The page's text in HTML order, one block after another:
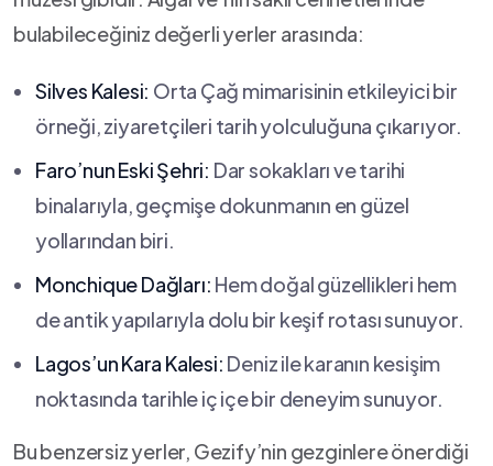
bulabileceğiniz değerli yerler arasında:
Silves Kalesi: Orta ⁤Çağ​ mimarisinin etkileyici bir
örneği, ziyaretçileri tarih yolculuğuna çıkarıyor.
Faro’nun Eski Şehri: Dar sokakları ve tarihi
binalarıyla, geçmişe dokunmanın en güzel​
yollarından biri.
Monchique Dağları: Hem doğal‍ güzellikleri hem
de antik⁤ yapılarıyla dolu bir keşif rotası sunuyor.
Lagos’un ⁢Kara Kalesi: Deniz ile⁢ karanın kesişim
⁣noktasında tarihle iç içe⁢ bir deneyim sunuyor.
Bu​ benzersiz yerler, Gezify’nin gezginlere önerdiği